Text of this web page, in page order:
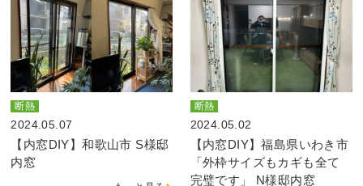
断熱
2024.05.07
【内窓DIY】和歌山市 S様邸
内窓
断熱
2024.05.02
【内窓DIY】福島県いわき市
「外枠サイズもカギも全て
完璧です」 N様邸内窓